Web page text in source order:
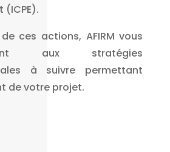
(ICPE).
ces actions, AFIRM vous
aux stratégies
à suivre permettant
de votre projet.